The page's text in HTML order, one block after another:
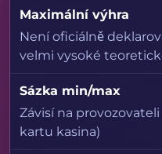
Maximální výhra
Není oficiálně
velmi vysoké
Sázka min/max
Závisí na
kartu kasina)